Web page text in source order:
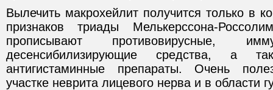
Вылечить макрохейлит получится только в
признаков триады Мелькерссона-
прописывают противовирусные,
десенсибилизирующие средства, а
антигистаминные препараты. Очень
участке неврита лицевого нерва и в области